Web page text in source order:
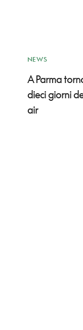
NEWS
A Parma
dieci giorni
air